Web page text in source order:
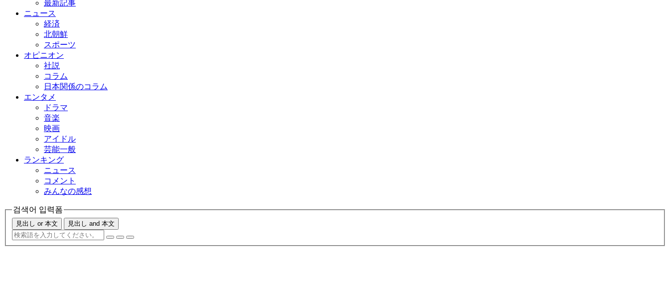
最新記事
ニュース
経済
北朝鮮
スポーツ
オピニオン
社説
コラム
日本関係のコラム
エンタメ
ドラマ
音楽
映画
アイドル
芸能一般
ランキング
ニュース
コメント
みんなの感想
검색어 입력폼
見出し or 本文 見出し and 本文